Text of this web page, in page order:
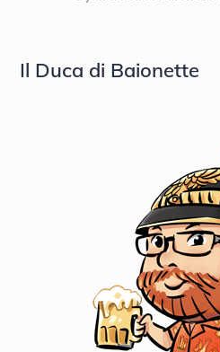
Il Duca di Baionette